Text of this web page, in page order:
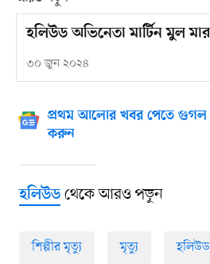
হলিউড অভিনেতা মার্টিন মুল
৩০ জুন ২০২৪
প্রথম আলোর খবর পেতে গুগল
করুন
হলিউডথেকে আরও পড়ুন
শিল্পীর মৃত্যু মৃত্যু হলিউড